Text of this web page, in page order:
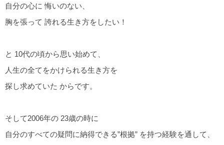
自分の心に 悔いのない、
胸を張って 誇れる生き方をしたい！
と 10代の頃から思い始めて、
人生の全てをかけられる生き方を
探し求めていた からです。
そして2006年の 23歳の時に
自分のすべての疑問に納得できる”根拠” を持つ経験を通して、